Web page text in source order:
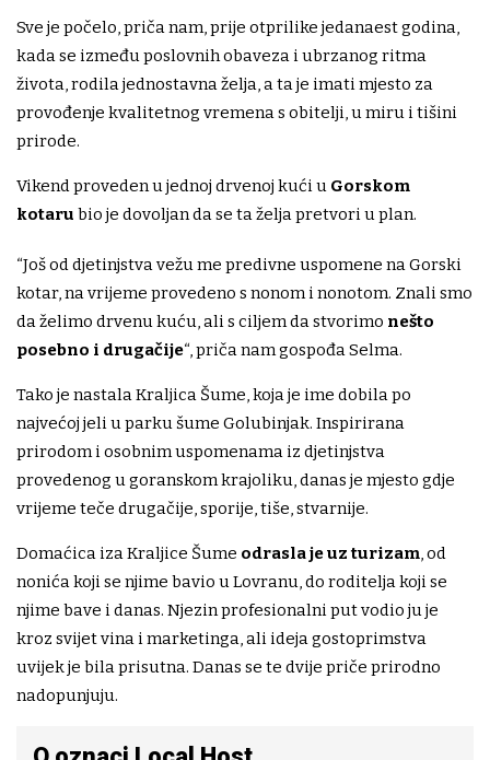
Sve je počelo, priča nam, prije otprilike jedanaest godina,
kada se između poslovnih obaveza i ubrzanog ritma
života, rodila jednostavna želja, a ta je imati mjesto za
provođenje kvalitetnog vremena s obitelji, u miru i tišini
prirode.
Vikend proveden u jednoj drvenoj kući u Gorskom
kotaru bio je dovoljan da se ta želja pretvori u plan.
“Još od djetinjstva vežu me predivne uspomene na Gorski
kotar, na vrijeme provedeno s nonom i nonotom. Znali smo
da želimo drvenu kuću, ali s ciljem da stvorimo nešto
posebno i drugačije“, priča nam gospođa Selma.
Tako je nastala Kraljica Šume, koja je ime dobila po
najvećoj jeli u parku šume Golubinjak. Inspirirana
prirodom i osobnim uspomenama iz djetinjstva
provedenog u goranskom krajoliku, danas je mjesto gdje
vrijeme teče drugačije, sporije, tiše, stvarnije.
Domaćica iza Kraljice Šume odrasla je uz turizam, od
nonića koji se njime bavio u Lovranu, do roditelja koji se
njime bave i danas. Njezin profesionalni put vodio ju je
kroz svijet vina i marketinga, ali ideja gostoprimstva
uvijek je bila prisutna. Danas se te dvije priče prirodno
nadopunjuju.